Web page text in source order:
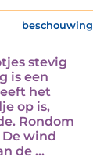
beschouwing
stevig
is een
het
op is,
Rondom
wind
de ...